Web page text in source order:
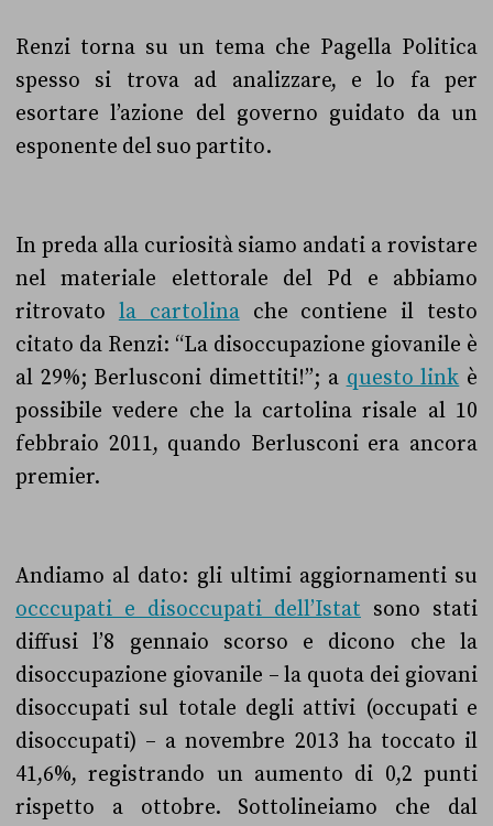
Renzi torna su un tema che Pagella Politica
spesso si trova ad analizzare, e lo fa per
esortare l’azione del governo guidato da un
esponente del suo partito.
In preda alla curiosità siamo andati a rovistare
nel materiale elettorale del Pd e abbiamo
ritrovato la cartolinache contiene il testo
citato da Renzi: “La disoccupazione giovanile è
al 29%; Berlusconi dimettiti!”; a questo link è
possibile vedere che la cartolina risale al 10
febbraio 2011, quando Berlusconi era ancora
premier.
Andiamo al dato: gli ultimi aggiornamenti su
occcupati e disoccupati dell’Istat sono stati
diffusi l’8 gennaio scorso e dicono che la
disoccupazione giovanile – la quota dei giovani
disoccupati sul totale degli attivi (occupati e
disoccupati) – a novembre 2013 ha toccato il
41,6%, registrando un aumento di 0,2 punti
rispetto a ottobre. Sottolineiamo che dal